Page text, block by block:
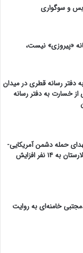
و سوگواری
«پیروزی» نیست،
دفتر رسانه قطری در میدان
خسارت به دفتر رسانه
حمله دشمن آمریکایی-
صهیونیستی به دادگستری لارستان به ۱۴ نفر افزایش
خامنه‌ای به روایت